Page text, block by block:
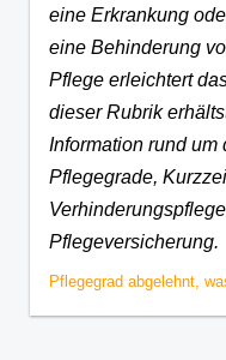
eine Erkrankung
eine Behinderung
Pflege erleichtert
dieser Rubrik
Information rund um
Pflegegrade,
Pflegeversicherung.
Pflegegrad abgelehnt,